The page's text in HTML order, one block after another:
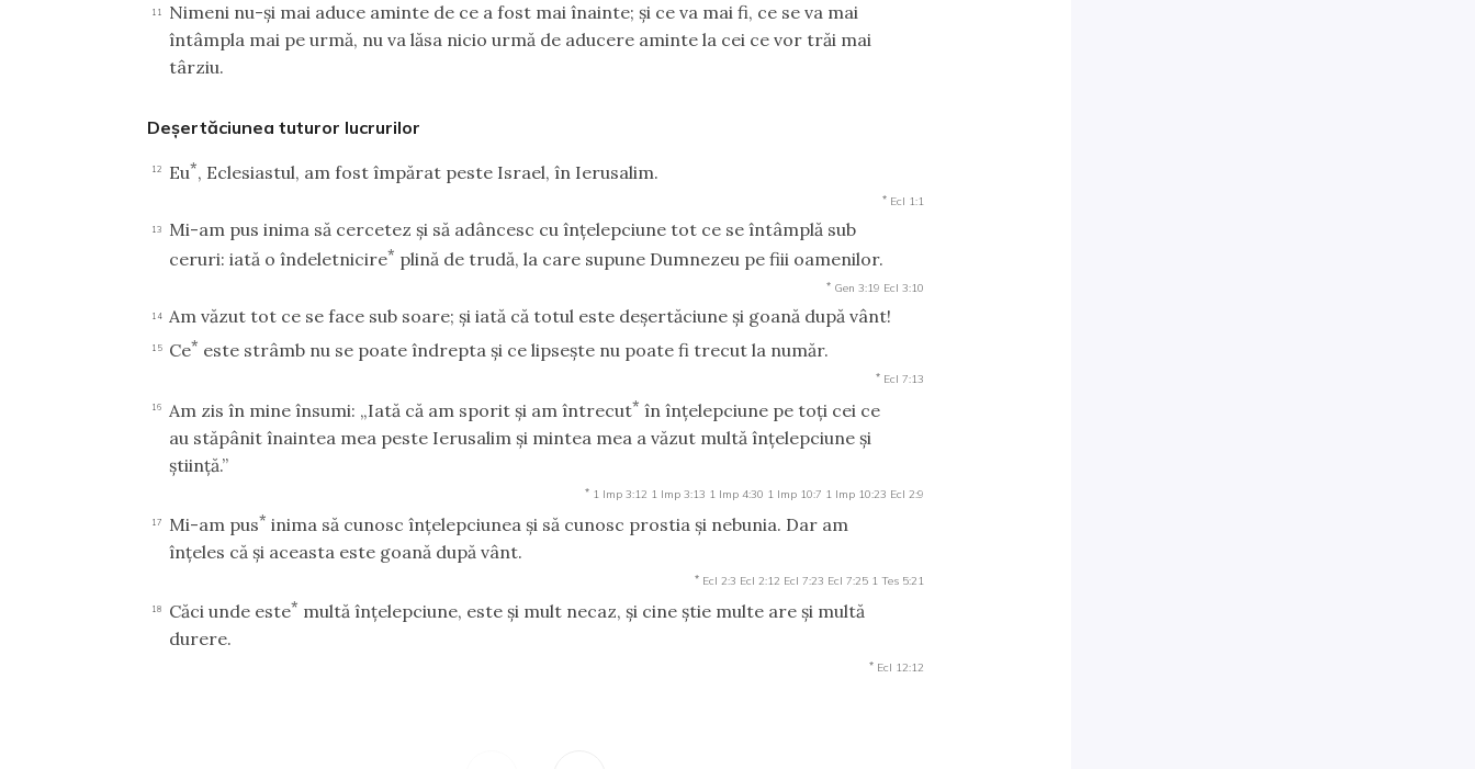
11
Nimeni nu-şi mai aduce aminte de ce a fost mai înainte; şi ce va mai fi, ce se va mai
întâmpla mai pe urmă, nu va lăsa nicio urmă de aducere aminte la cei ce vor trăi mai
târziu.
Deşertăciunea tuturor lucrurilor
12 Eu*, Eclesiastul, am fost împărat peste Israel, în Ierusalim.
* Ecl 1:1
13
Mi-am pus inima să cercetez şi să adâncesc cu înţelepciune tot ce se întâmplă sub
ceruri: iată o îndeletnicire* plină de trudă, la care supune Dumnezeu pe fiii oamenilor.
* Gen 3:19 Ecl 3:10
14 Am văzut tot ce se face sub soare; şi iată că totul este deşertăciune şi goană după vânt!
15 Ce* este strâmb nu se poate îndrepta şi ce lipseşte nu poate fi trecut la număr.
* Ecl 7:13
16 Am zis în mine însumi: „Iată că am sporit şi am întrecut* în înţelepciune pe toţi cei ce
au stăpânit înaintea mea peste Ierusalim şi mintea mea a văzut multă înţelepciune şi
ştiinţă.”
* 1 Imp 3:12 1 Imp 3:13 1 Imp 4:30 1 Imp 10:7 1 Imp 10:23 Ecl 2:9
17 Mi-am pus* inima să cunosc înţelepciunea şi să cunosc prostia şi nebunia. Dar am
înţeles că şi aceasta este goană după vânt.
* Ecl 2:3 Ecl 2:12 Ecl 7:23 Ecl 7:25 1 Tes 5:21
18 Căci unde este* multă înţelepciune, este şi mult necaz, şi cine ştie multe are şi multă
durere.
* Ecl 12:12